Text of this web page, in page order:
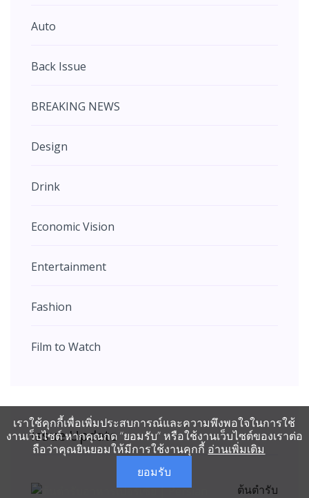
Auto
Back Issue
BREAKING NEWS
Design
Drink
Economic Vision
Entertainment
Fashion
Film to Watch
Issue Update
ต้นตำรับ
เราใช้คุกกี้เพื่อเพิ่มประสบการณ์และความพึงพอใจในการใช้
งานเว็บไซต์ หากคุณกด “ยอมรับ” หรือใช้งานเว็บไซต์ของเราต่อ
ถือว่าคุณยินยอมให้มีการใช้งานคุกกี้ อ่านเพิ่มเติม
ยอมรับ